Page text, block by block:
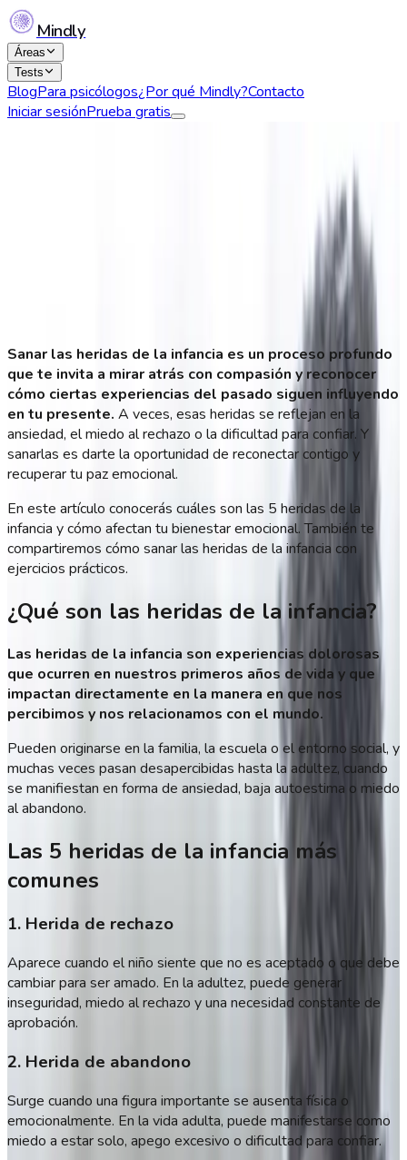
Mindly
Áreas
Tests
BlogPara psicólogos¿Por qué Mindly?Contacto
Iniciar sesiónPrueba gratis
infancia? Ejercicios para comenzar tu
Sanar las heridas de la infancia es un proceso profundo
que te invita a mirar atrás con compasión y reconocer
cómo ciertas experiencias del pasado siguen influyendo
en tu presente. A veces, esas heridas se reflejan en la
ansiedad, el miedo al rechazo o la dificultad para confiar. Y
sanarlas es darte la oportunidad de reconectar contigo y
recuperar tu paz emocional.
En este artículo conocerás cuáles son las 5 heridas de la
infancia y cómo afectan tu bienestar emocional. También te
compartiremos cómo sanar las heridas de la infancia con
ejercicios prácticos.
¿Qué son las heridas de la infancia?
Las heridas de la infancia son experiencias dolorosas
que ocurren en nuestros primeros años de vida y que
impactan directamente en la manera en que nos
percibimos y nos relacionamos con el mundo.
Pueden originarse en la familia, la escuela o el entorno social, y
muchas veces pasan desapercibidas hasta la adultez, cuando
se manifiestan en forma de ansiedad, baja autoestima o miedo
al abandono.
Las 5 heridas de la infancia más
comunes
1. Herida de rechazo
Aparece cuando el niño siente que no es aceptado o que debe
cambiar para ser amado. En la adultez, puede generar
inseguridad, miedo al rechazo y una necesidad constante de
aprobación.
2. Herida de abandono
Surge cuando una figura importante se ausenta física o
emocionalmente. En la vida adulta, puede manifestarse como
miedo a estar solo, apego excesivo o dificultad para confiar.